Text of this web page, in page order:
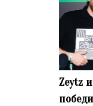
Zeytz